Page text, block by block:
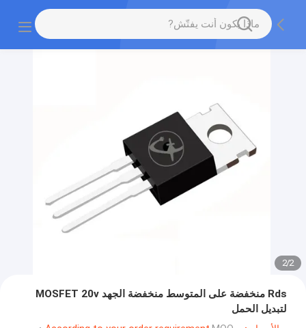
2
/
2
Rds منخفضة على المتوسط منخفضة الجهد MOSFET 20v
لتبديل الحمل